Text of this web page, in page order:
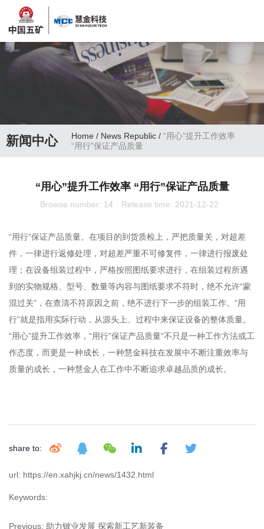
新闻中心 Home/ News Republic /“用心”提升工作效率
“用行”保证产品质量
“用心”提升工作效率 “用行”保证产品质量
Browse number: 14 Release time: 2021-12-22
“用行”保证产品质量。在项目的到货质检上，严把质量关，对超差
件，一律进行返修处理，对超差严重不可修复件，一律进行报废处
理；在设备组装过程中，严格按照图纸要求进行，在组装过程所遇
到的实物规格、型号、数量等内容与图纸要求不符时，绝不允许“蒙
混过关”，在查清不符原因之前，绝不进行下一步的组装工作。“用
行”就是指用实际行动，从源头上、过程中来保证设备的整体质量。
“用心”提升工作效率，“用行”保证产品质量”不只是一种工作方法或工
作态度，而更是一种成长，一种慧金科技在发展中不断注重效率与
质量的成长，一种慧金人在工作中不断追求卓越品质的成长。
share to:
url: https://en.xahjkj.cn/news/1432.html
Keywords:
Previous: 助力铍业发展 探索新工艺新装备